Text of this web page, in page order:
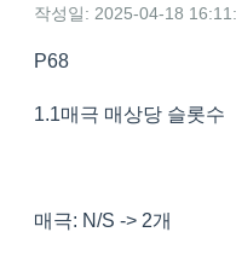
작성일: 2025-04-18
P68
1.1매극 매상당 슬롯수
매극: N/S -> 2개